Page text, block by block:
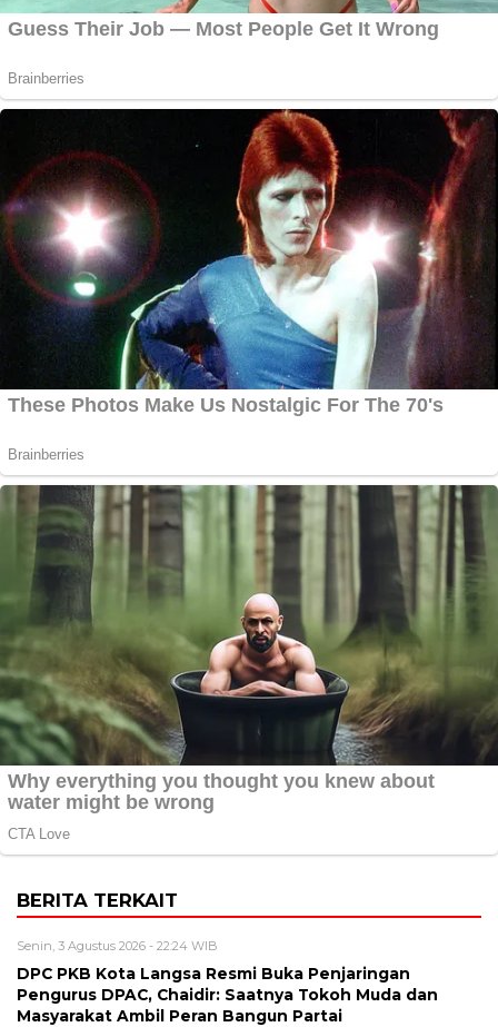
BERITA TERKAIT
Senin, 3 Agustus 2026 - 22:24 WIB
DPC PKB Kota Langsa Resmi Buka Penjaringan
Pengurus DPAC, Chaidir: Saatnya Tokoh Muda dan
Masyarakat Ambil Peran Bangun Partai